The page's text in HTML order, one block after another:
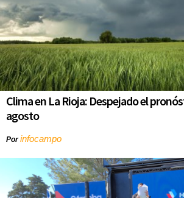
Clima en La Rioja: Despejado el
agosto
Porinfocampo